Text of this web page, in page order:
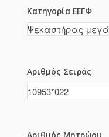
Κατηγορία ΕΕΓΦ
Αριθμός Σειράς